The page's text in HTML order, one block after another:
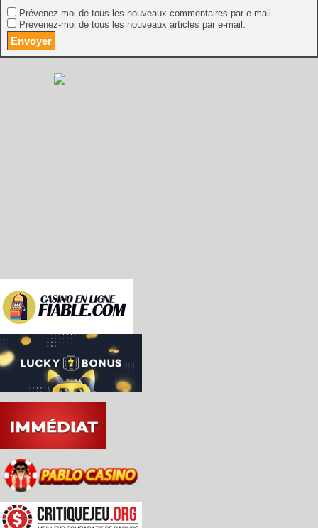
Prévenez-moi de tous les nouveaux commentaires par e-mail.
Prévenez-moi de tous les nouveaux articles par e-mail.